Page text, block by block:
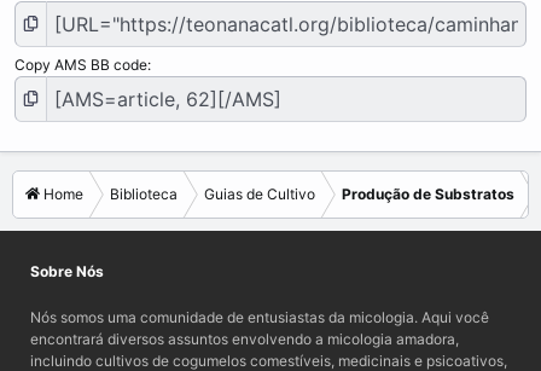
Copy AMS BB code
Home Biblioteca Guias de Cultivo Produção de Substratos
Sobre Nós
Nós somos uma comunidade de entusiastas da micologia. Aqui você
encontrará diversos assuntos envolvendo a micologia amadora,
incluindo cultivos de cogumelos comestíveis, medicinais e psicoativos,